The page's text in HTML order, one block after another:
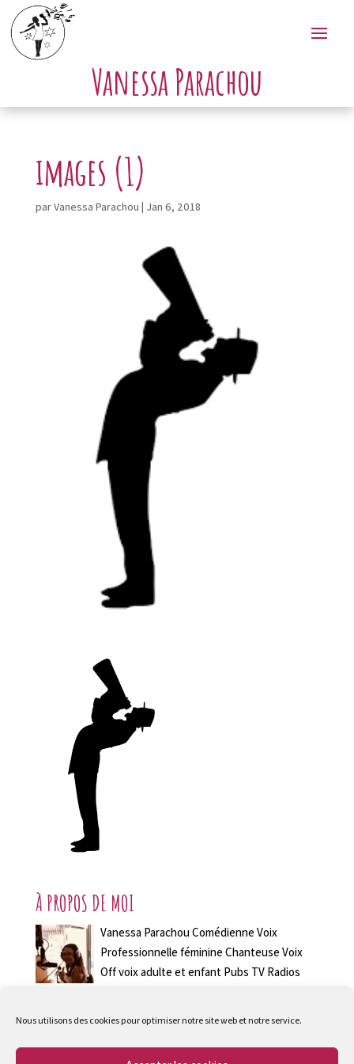
Nous utilisons des cookies pour optimiser notre site web et notre service.
Vanessa Parachou
images (1)
parVanessa Parachou Jan 6, 2018
À PROPOS DE MOI
Vanessa Parachou Comédienne Voix
Professionnelle féminine Chanteuse Voix
Off voix adulte et enfant Pubs TV Radios
les références et démos Contactez moi !